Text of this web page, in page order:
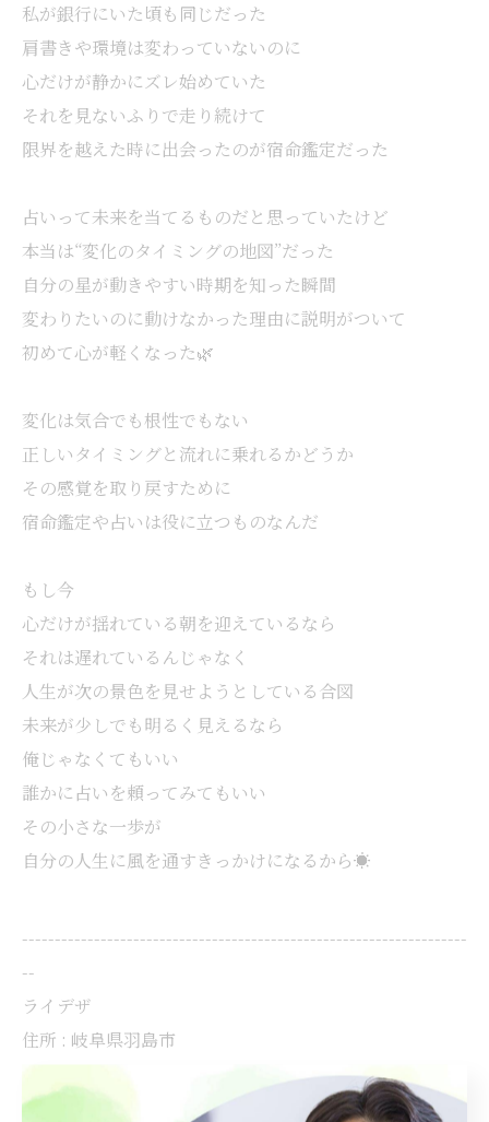
私が銀行にいた頃も同じだった
肩書きや環境は変わっていないのに
心だけが静かにズレ始めていた
それを見ないふりで走り続けて
限界を越えた時に出会ったのが宿命鑑定だった
占いって未来を当てるものだと思っていたけど
本当は“変化のタイミングの地図”だった
自分の星が動きやすい時期を知った瞬間
変わりたいのに動けなかった理由に説明がついて
初めて心が軽くなった🌿
変化は気合でも根性でもない
正しいタイミングと流れに乗れるかどうか
その感覚を取り戻すために
宿命鑑定や占いは役に立つものなんだ
もし今
心だけが揺れている朝を迎えているなら
それは遅れているんじゃなく
人生が次の景色を見せようとしている合図
未来が少しでも明るく見えるなら
俺じゃなくてもいい
誰かに占いを頼ってみてもいい
その小さな一歩が
自分の人生に風を通すきっかけになるから☀️
--------------------------------------------------------------------
--
ライデザ
住所 : 岐阜県羽島市
電話番号 :